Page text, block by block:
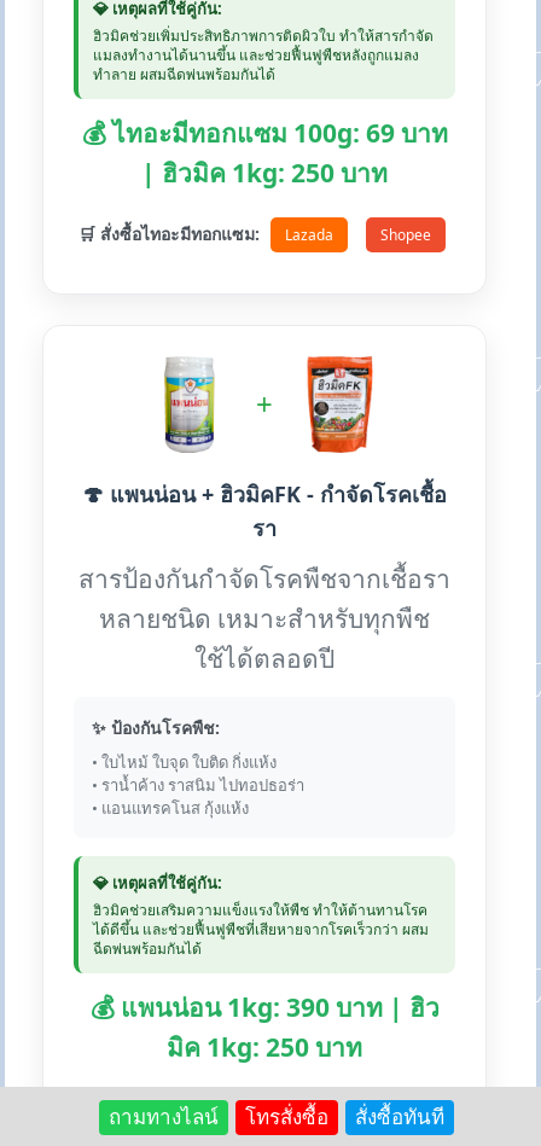
💎 เหตุผลที่ใช้คู่กัน:
ฮิวมิคช่วยเพิ่มประสิทธิภาพการติดผิวใบ ทำให้สารกำจัด
แมลงทำงานได้นานขึ้น และช่วยฟื้นฟูพืชหลังถูกแมลง
ทำลาย ผสมฉีดพ่นพร้อมกันได้
💰 ไทอะมีทอกแซม 100g: 69 บาท
| ฮิวมิค 1kg: 250 บาท
🛒 สั่งซื้อไทอะมีทอกแซม: Lazada Shopee
+
🍄 แพนน่อน + ฮิวมิคFK - กำจัดโรคเชื้อ
รา
สารป้องกันกำจัดโรคพืชจากเชื้อรา
หลายชนิด เหมาะสำหรับทุกพืช
ใช้ได้ตลอดปี
✨ ป้องกันโรคพืช:
• ใบไหม้ ใบจุด ใบติด กิ่งแห้ง
• ราน้ำค้าง ราสนิม ไปทอปธอร่า
• แอนแทรคโนส กุ้งแห้ง
💎 เหตุผลที่ใช้คู่กัน:
ฮิวมิคช่วยเสริมความแข็งแรงให้พืช ทำให้ต้านทานโรค
ได้ดีขึ้น และช่วยฟื้นฟูพืชที่เสียหายจากโรคเร็วกว่า ผสม
ฉีดพ่นพร้อมกันได้
💰 แพนน่อน 1kg: 390 บาท | ฮิว
มิค 1kg: 250 บาท
🛒 สั่งซื้อแพนน่อน: Lazada Shopee
ถามทางไลน์ โทรสั่งซื้อ สั่งซื้อทันที